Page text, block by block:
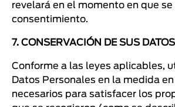
revelará en el momento en que
consentimiento.
7. CONSERVACIÓN DE SUS
Conforme a las leyes aplicables,
Datos Personales en la medida
necesarios para satisfacer los